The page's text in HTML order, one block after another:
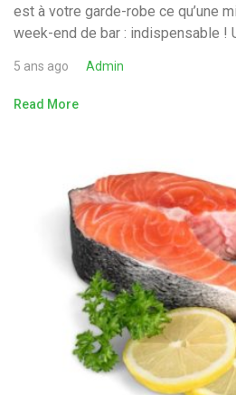
est à votre garde-robe ce qu’une
week-end de bar : indispensable !
5 ans ago Admin
Read More